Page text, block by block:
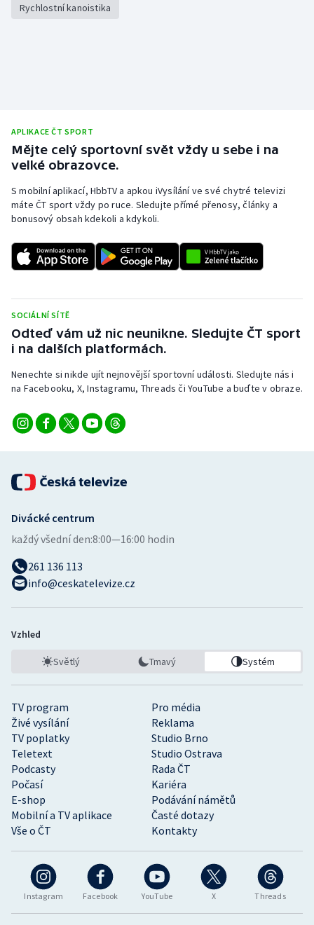
Volejbal
Ostatní
Rychlostní kanoistika
APLIKACE ČT SPORT
Mějte celý sportovní svět vždy u sebe i na
velké obrazovce.
S mobilní aplikací, HbbTV a apkou iVysílání ve své chytré televizi
máte ČT sport vždy po ruce. Sledujte přímé přenosy, články a
bonusový obsah kdekoli a kdykoli.
SOCIÁLNÍ SÍTĚ
Odteď vám už nic neunikne. Sledujte ČT sport
i na dalších platformách.
Nenechte si nikde ujít nejnovější sportovní události. Sledujte nás i
na Facebooku, X, Instagramu, Threads či YouTube a buďte v obraze.
Instagram Facebook YouTube X Threads
TV program
Pro média
Živé vysílání
Reklama
TV poplatky
Studio Brno
Teletext
Studio Ostrava
Podcasty
Rada ČT
Počasí
Kariéra
E-shop
Podávání námětů
Mobilní a TV aplikace
Časté dotazy
Vše o ČT
Kontakty
Divácké centrum
každý všední den:8:00—16:00 hodin
261 136 113
info@ceskatelevize.cz
Vzhled
Světlý Tmavý Systém